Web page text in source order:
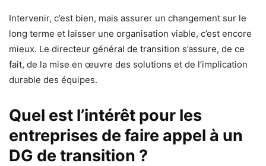
Intervenir, c’est bien, mais assurer un changement sur le
long terme et laisser une organisation viable, c’est encore
mieux. Le directeur général de transition s’assure, de ce
fait, de la mise en œuvre des solutions et de l’implication
durable des équipes.
Quel est l’intérêt pour les
entreprises de faire appel à un
DG de transition ?